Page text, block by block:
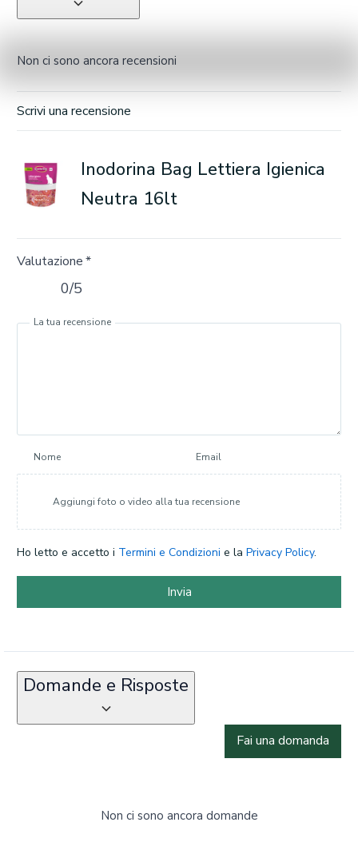
Non ci sono ancora recensioni
Scrivi una recensione
Inodorina Bag Lettiera Igienica
Neutra 16lt
Valutazione*
0/5
La tua recensione
Nome Email
Aggiungi foto o video alla tua recensione
Ho letto e accetto i Termini e Condizioni e la Privacy Policy.
Invia
Domande e Risposte
Fai una domanda
Non ci sono ancora domande